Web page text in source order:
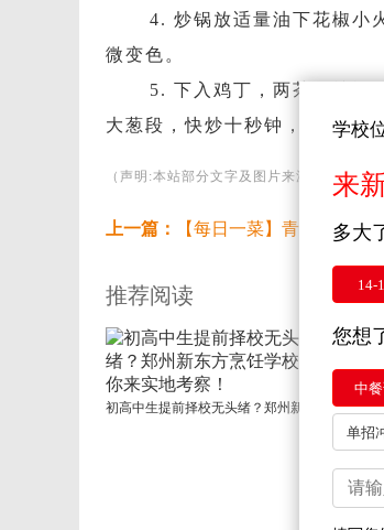
4. 炒锅放适量油下花椒小
微变色。
5. 下入鸡丁，两茶匙辣椒
大葱段，快炒十秒钟，加入炸
（声明:本站部分文字及图片来源于网络，
上一篇： 【每日一菜】青椒肉丝的
推荐阅读
孩子
学校
来
多大
14-
您想
中
单招